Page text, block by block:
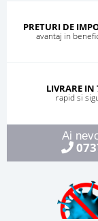
PRETURI DE
avantaj in
LIVRARE IN
rapid si
Ai